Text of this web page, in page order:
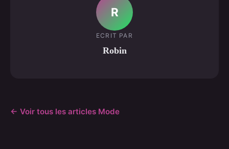
R
ECRIT PAR
Robin
← Voir tous les articles Mode